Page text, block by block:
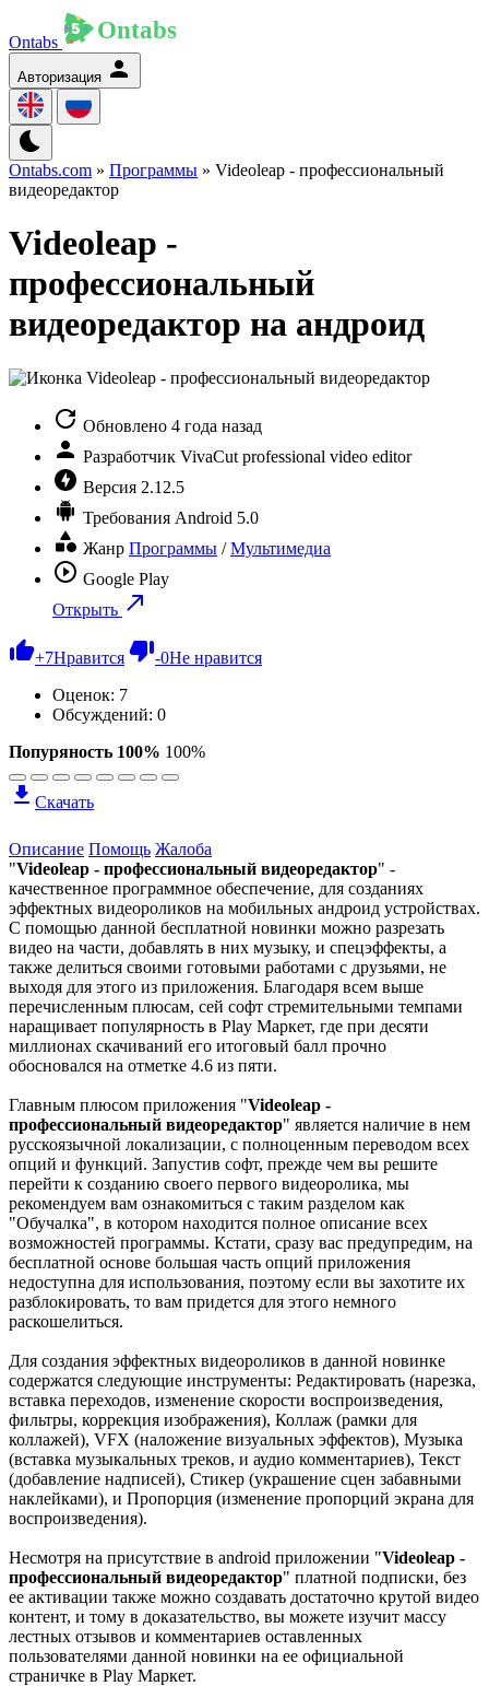
Ontabs
Авторизация
Ontabs.com » Программы » Videoleap - профессиональный
видеоредактор
Videoleap -
профессиональный
видеоредактор на андроид
Обновлено 4 года назад
Разработчик VivaCut professional video editor
Версия 2.12.5
Требования Android 5.0
Жанр Программы /Мультимедиа
Google Play
Открыть
+7Нравится -0Не нравится
Оценок: 7
Обсуждений: 0
Попуряность 100% 100%
Скачать
Описание Помощь Жалоба
"Videoleap - профессиональный видеоредактор" -
качественное программное обеспечение, для созданиях
эффектных видеороликов на мобильных андроид устройствах.
С помощью данной бесплатной новинки можно разрезать
видео на части, добавлять в них музыку, и спецэффекты, а
также делиться своими готовыми работами с друзьями, не
выходя для этого из приложения. Благодаря всем выше
перечисленным плюсам, сей софт стремительными темпами
наращивает популярность в Play Маркет, где при десяти
миллионах скачиваний его итоговый балл прочно
обосновался на отметке 4.6 из пяти.
Главным плюсом приложения "Videoleap -
профессиональный видеоредактор" является наличие в нем
русскоязычной локализации, с полноценным переводом всех
опций и функций. Запустив софт, прежде чем вы решите
перейти к созданию своего первого видеоролика, мы
рекомендуем вам ознакомиться с таким разделом как
"Обучалка", в котором находится полное описание всех
возможностей программы. Кстати, сразу вас предупредим, на
бесплатной основе большая часть опций приложения
недоступна для использования, поэтому если вы захотите их
разблокировать, то вам придется для этого немного
раскошелиться.
Для создания эффектных видеороликов в данной новинке
содержатся следующие инструменты: Редактировать (нарезка,
вставка переходов, изменение скорости воспроизведения,
фильтры, коррекция изображения), Коллаж (рамки для
коллажей), VFX (наложение визуальных эффектов), Музыка
(вставка музыкальных треков, и аудио комментариев), Текст
(добавление надписей), Стикер (украшение сцен забавными
наклейками), и Пропорция (изменение пропорций экрана для
воспроизведения).
Несмотря на присутствие в android приложении "Videoleap -
профессиональный видеоредактор" платной подписки, без
ее активации также можно создавать достаточно крутой видео
контент, и тому в доказательство, вы можете изучит массу
лестных отзывов и комментариев оставленных
пользователями данной новинки на ее официальной
страничке в Play Маркет.